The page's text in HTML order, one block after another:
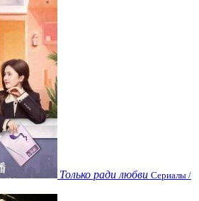
Только ради любви Сериалы /